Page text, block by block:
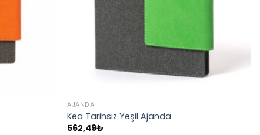
AJANDA
Kea Tarihsiz Yeşil Ajanda
562,49₺